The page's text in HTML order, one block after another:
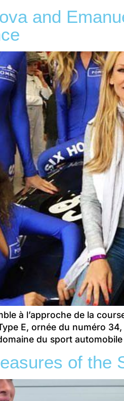
and
à l’approche de la
E, ornée du numéro
du sport
of the